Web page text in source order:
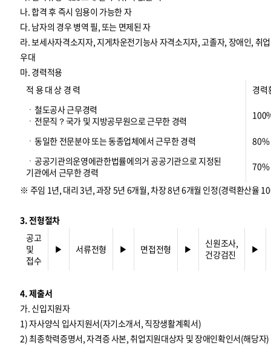
나. 합격 후 즉시 임용이 가능한 자
다. 남자의 경우 병역 필, 또는 면제된 자
라. 보세사자격소지자, 지게차운전기능사 자격소지자, 고졸자, 장애인, 취
우대
마. 경력적용
적 용 대 상 경 력
경력
ㆍ철도공사 근무경력
ㆍ전문직？국가 및 지방공무원으로 근무한 경력
ㆍ동일한 전문분야 또는 동종업체에서 근무한 경력
80%
ㆍ공공기관의운영에관한법률에의거 공공기관으로 지정된
기관에서 근무한 경력
70%
※ 주임 1년, 대리 3년, 과장 5년 6개월, 차장 8년 6개월 인정(경력환산율
3. 전형절차
공고
및
접수
▶ 서류전형 ▶ 면접전형 ▶
신원조사,
건강검진
▶
4. 제출서
가. 신입지원자
1) 자사양식 입사지원서(자기소개서, 직장생활계획서)
2) 최종학력증명서, 자격증 사본, 취업지원대상자 및 장애인확인서(해당자)